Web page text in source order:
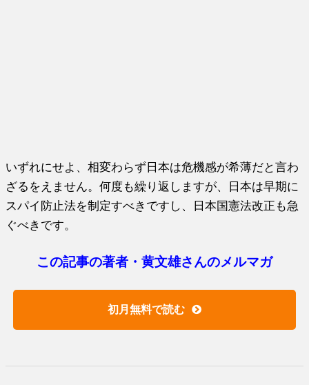
いずれにせよ、相変わらず日本は危機感が希薄だと言わ
ざるをえません。何度も繰り返しますが、日本は早期に
スパイ防止法を制定すべきですし、日本国憲法改正も急
ぐべきです。
この記事の著者・黄文雄さんのメルマガ
初月無料で読む